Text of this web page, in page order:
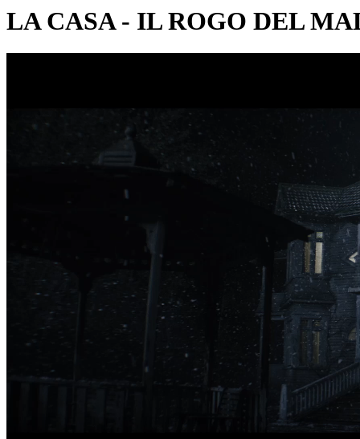
LA CASA - IL ROGO DEL